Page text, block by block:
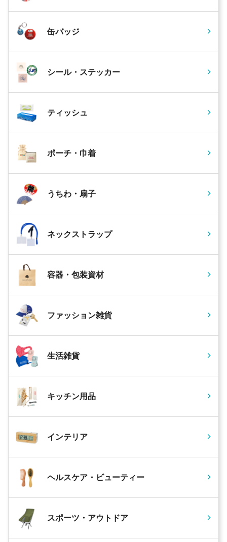
缶バッジ
シール・ステッカー
ティッシュ
ポーチ・巾着
うちわ・扇子
ネックストラップ
容器・包装資材
ファッション雑貨
生活雑貨
キッチン用品
インテリア
ヘルスケア・ビューティー
スポーツ・アウトドア